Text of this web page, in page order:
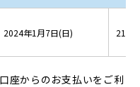
2024年1月7日(日) 21:00
座からのお支払いをご利